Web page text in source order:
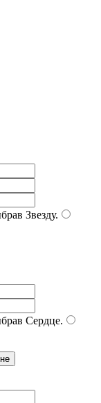
Звезду.
Сердце.